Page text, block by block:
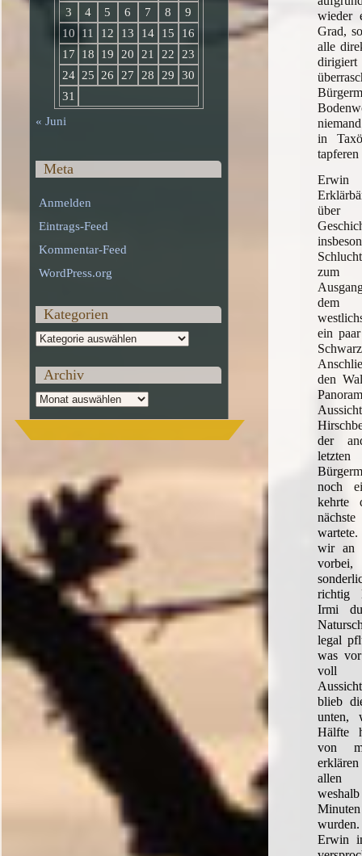
wieder
Grad,
alle
in
Erwin
über
zum
dem
ein
den
der
noch
kehrte
wir an
richtig
Irmi
legal
was
voll
blieb
unten,
Hälfte
von
allen
Erwin
3
4 5 6 7 8
9
10
11 12 13 14 15
16
17
18 19 20 21 22
23
24 25 26 27 28 29
30
31
« Juni
Meta
Anmelden
Eintrags-Feed
Kommentar-Feed
WordPress.org
Kategorien
Kategorien
Archiv
Archiv